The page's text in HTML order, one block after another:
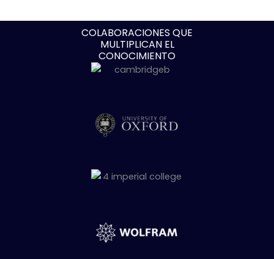
COLABORACIONES QUE
MULTIPLICAN EL
CONOCIMIENTO